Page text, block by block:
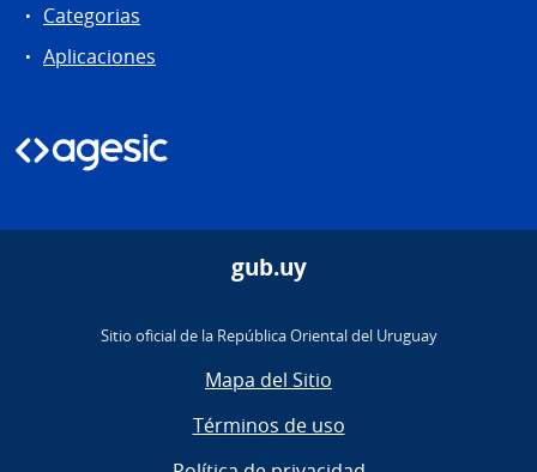
Categorias
Aplicaciones
gub.uy
Sitio oficial de la República Oriental del Uruguay
Mapa del Sitio
Términos de uso